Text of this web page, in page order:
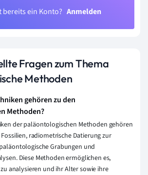
bereits ein Konto? Anmelden
Fragen zum Thema
Methoden
gehören zu den
Methoden?
der paläontologischen Methoden gehören
radiometrische Datierung zur
Grabungen und
Diese Methoden ermöglichen es,
analysieren und ihr Alter sowie ihre